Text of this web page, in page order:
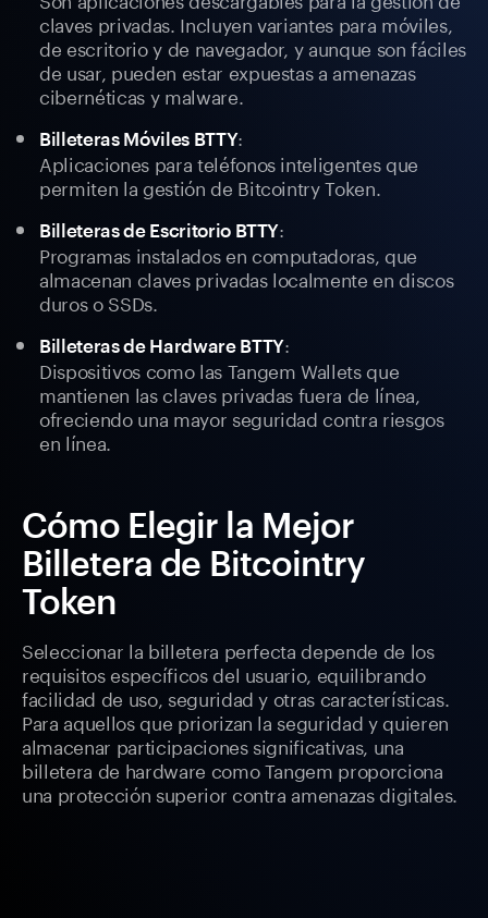
claves privadas. Incluyen variantes para móviles,
de escritorio y de navegador, y aunque son fáciles
de usar, pueden estar expuestas a amenazas
cibernéticas y malware.
Billeteras Móviles BTTY:
Aplicaciones para teléfonos inteligentes que
permiten la gestión de Bitcointry Token.
Billeteras de Escritorio BTTY:
Programas instalados en computadoras, que
almacenan claves privadas localmente en discos
duros o SSDs.
Billeteras de Hardware BTTY:
Dispositivos como las Tangem Wallets que
mantienen las claves privadas fuera de línea,
ofreciendo una mayor seguridad contra riesgos
en línea.
Cómo Elegir la Mejor
Billetera de Bitcointry
Token
Seleccionar la billetera perfecta depende de los
requisitos específicos del usuario, equilibrando
facilidad de uso, seguridad y otras características.
Para aquellos que priorizan la seguridad y quieren
almacenar participaciones significativas, una
billetera de hardware como Tangem proporciona
una protección superior contra amenazas digitales.